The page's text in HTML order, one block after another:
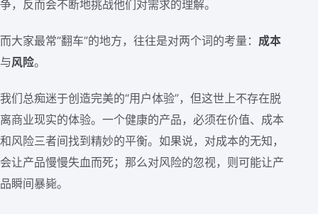
争，反而会不断地挑战他们对需求的理解。
而大家最常“翻车”的地方，往往是对两个词的考量： 成本
与风险。
我们总痴迷于创造完美的“用户体验”，但这世上不存在脱
离商业现实的体验。一个健康的产品，必须在价值、成本
和风险三者间找到精妙的平衡。如果说，对成本的无知，
会让产品慢慢失血而死；那么对风险的忽视，则可能让产
品瞬间暴毙。